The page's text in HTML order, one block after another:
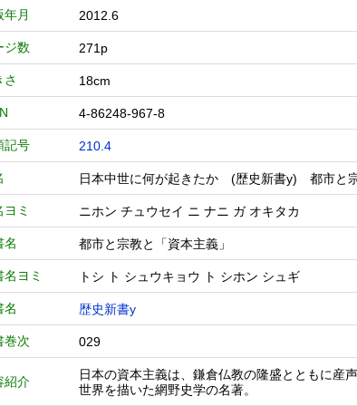
年月 2012.6
ジ数 271p
さ 18cm
4-86248-967-8
記号 210.4
日本中世に何が起きたか (歴史新書y) 都市
ヨミ ニホン チュウセイ ニ ナニ ガ オキタカ
名 都市と宗教と「資本主義」
名ヨミ トシ ト シュウキョウ ト シホン シュギ
名 歴史新書y
巻次 029
紹介
日本の資本主義は、鎌倉仏教の隆盛とともに産
世界を描いた網野史学の名著。